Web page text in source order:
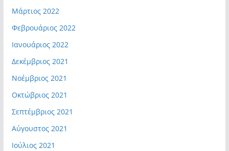
Μάρτιος 2022
Φεβρουάριος 2022
Ιανουάριος 2022
Δεκέμβριος 2021
Νοέμβριος 2021
Οκτώβριος 2021
Σεπτέμβριος 2021
Αύγουστος 2021
Ιούλιος 2021